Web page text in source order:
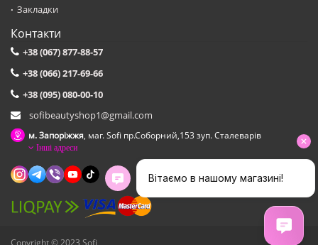
Закладки
Контакти
+38 (067) 877-88-57
+38 (066) 217-69-66
+38 (095) 080-00-10
sofibeautyshop1@gmail.com
м. Запоріжжя, маг. Sofi пр.Соборний,153 зуп. Сталеварiв
Інші адреси
Copyright © 2023 Sofi